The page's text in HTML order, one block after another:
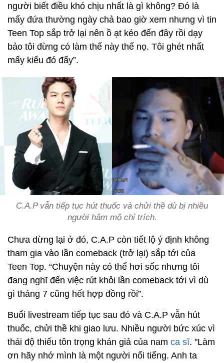
người biết điều khó chịu nhất là gì không? Đó là
mấy đứa thường ngày chả bao giờ xem nhưng vì tin
Teen Top sắp trở lại nên ồ ạt kéo đến đây rồi dạy
bảo tôi đừng có làm thế này thế nọ. Tôi ghét nhất
mấy kiểu đó đấy”.
C.A.P vẫn tiếp tục hút thuốc và chửi thề dù bị nhiều
người hâm mộ chỉ trích.
Chưa dừng lại ở đó, C.A.P còn tiết lộ ý định không
tham gia vào lần comeback (trở lại) sắp tới của
Teen Top. “Chuyện này có thể hơi sốc nhưng tôi
đang nghĩ đến việc rút khỏi lần comeback tới vì dù
gì tháng 7 cũng hết hợp đồng rồi”.
Buổi livestream tiếp tục sau đó và C.A.P vẫn hút
thuốc, chửi thề khi giao lưu. Nhiều người bức xúc vì
thái độ thiếu tôn trọng khán giả của nam ca sĩ. "Làm
ơn hãy nhớ mình là một người nổi tiếng. Anh ta